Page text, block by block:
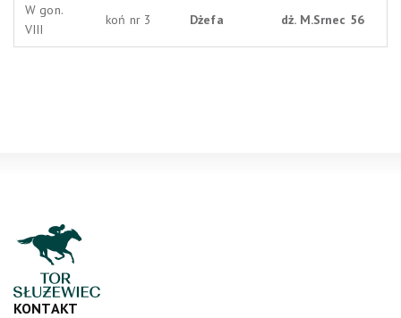
W gon.
VIII
koń nr 3 Dżefa dż. M.Srnec 56
KONTAKT